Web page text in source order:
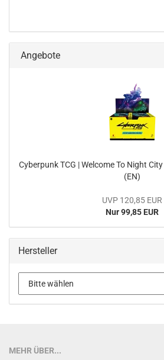
Angebote
Cy­ber­punk TCG | Wel­co­me To Night
(EN)
UVP 120,85 EUR
Nur 99,85 EUR
Hersteller
MEHR ÜBER...